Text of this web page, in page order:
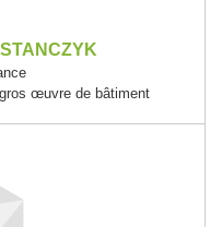
œuvre de bâtiment